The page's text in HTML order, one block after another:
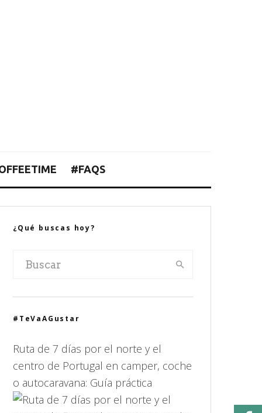
#FAQS
¿Qué buscas hoy?
#TeVaAGustar
Ruta de 7 días por el norte y el
centro de Portugal en camper, coche
o autocaravana: Guía práctica